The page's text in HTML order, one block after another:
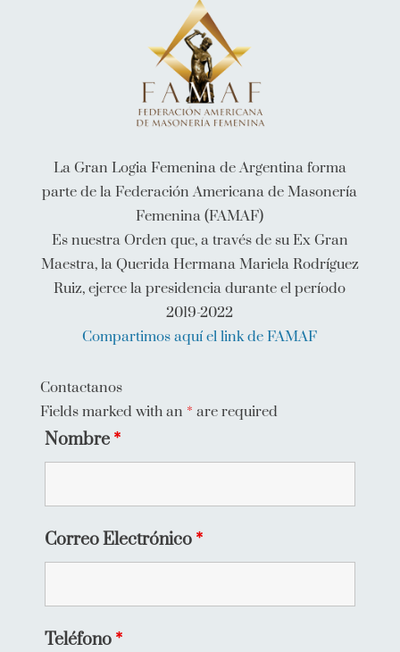
La Gran Logia Femenina de Argentina forma
parte de la Federación Americana de Masonería
Femenina (FAMAF)
Es nuestra Orden que, a través de su Ex Gran
Maestra, la Querida Hermana Mariela Rodríguez
Ruiz, ejerce la presidencia durante el período
2019-2022
Compartimos aquí el link de FAMAF
Contactanos
Fields marked with an * are required
Nombre *
Correo Electrónico *
Teléfono *